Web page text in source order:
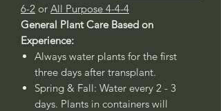
6-2 or All Purpose 4-4-4
General Plant Care Based on
Experience:
Always water plants for the first
three days after transplant.
Spring & Fall: Water every 2 - 3
days. Plants in containers will